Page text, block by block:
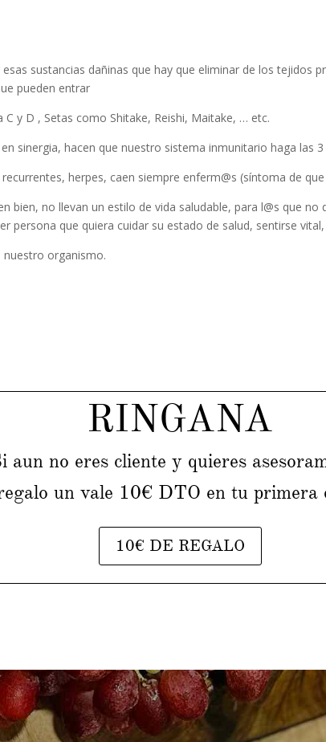
sustancias dañinas que hay que eliminar de los tejidos
pueden entrar
y D , Setas como Shitake, Reishi, Maitake, … etc.
sinergia, hacen que nuestro sistema inmunitario haga las
recurrentes, herpes, caen siempre enferm@s (síntoma de
bien, no llevan un estilo de vida saludable, para l@s que
persona que quiera cuidar su estado de salud, sentirse
nuestro organismo.
RINGANA
aun no eres cliente y quieres
un vale 10€ DTO en tu primera
10€ DE REGALO